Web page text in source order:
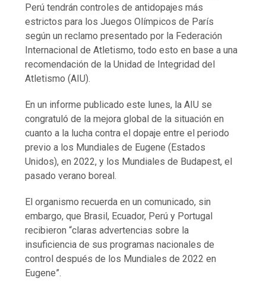
Perú tendrán controles de antidopajes más
estrictos para los Juegos Olímpicos de París
según un reclamo presentado por la Federación
Internacional de Atletismo, todo esto en base a una
recomendación de la Unidad de Integridad del
Atletismo (AIU).
En un informe publicado este lunes, la AIU se
congratuló de la mejora global de la situación en
cuanto a la lucha contra el dopaje entre el periodo
previo a los Mundiales de Eugene (Estados
Unidos), en 2022, y los Mundiales de Budapest, el
pasado verano boreal.
El organismo recuerda en un comunicado, sin
embargo, que Brasil, Ecuador, Perú y Portugal
recibieron “claras advertencias sobre la
insuficiencia de sus programas nacionales de
control después de los Mundiales de 2022 en
Eugene”.